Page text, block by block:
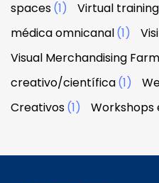
spaces(1) Virtual training
médica omnicanal(1)
Visual Merchandising
creativo/científica(1)
Creativos(1)